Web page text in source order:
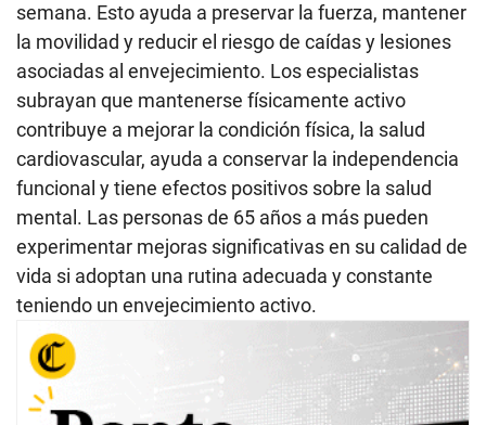
semana. Esto ayuda a preservar la fuerza, mantener
la movilidad y reducir el riesgo de caídas y lesiones
asociadas al envejecimiento. Los especialistas
subrayan que mantenerse físicamente activo
contribuye a mejorar la condición física, la salud
cardiovascular, ayuda a conservar la independencia
funcional y tiene efectos positivos sobre la salud
mental. Las personas de 65 años a más pueden
experimentar mejoras significativas en su calidad de
vida si adoptan una rutina adecuada y constante
teniendo un envejecimiento activo.